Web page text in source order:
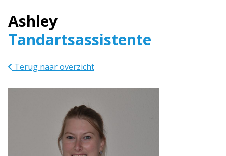
Ashley
Tandartsassistente
Terug naar overzicht